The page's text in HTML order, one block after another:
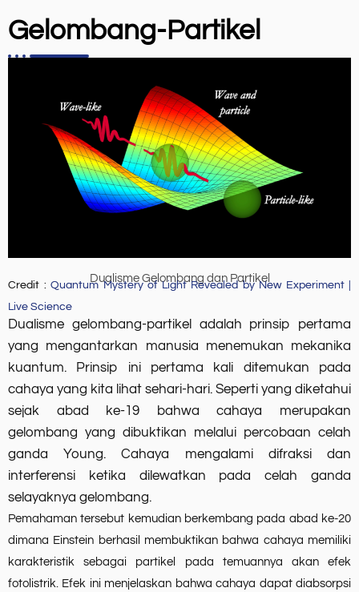
Gelombang-Partikel
Dualisme Gelombang dan Partikel
Credit : Quantum Mystery of Light Revealed by New Experiment |
Live Science
Dualisme gelombang-partikel adalah prinsip pertama
yang mengantarkan manusia menemukan mekanika
kuantum. Prinsip ini pertama kali ditemukan pada
cahaya yang kita lihat sehari-hari. Seperti yang diketahui
sejak abad ke-19 bahwa cahaya merupakan
gelombang yang dibuktikan melalui percobaan celah
ganda Young. Cahaya mengalami difraksi dan
interferensi ketika dilewatkan pada celah ganda
selayaknya gelombang.
Pemahaman tersebut kemudian berkembang pada abad ke-20
dimana Einstein berhasil membuktikan bahwa cahaya memiliki
karakteristik sebagai partikel pada temuannya akan efek
fotolistrik. Efek ini menjelaskan bahwa cahaya dapat diabsorpsi